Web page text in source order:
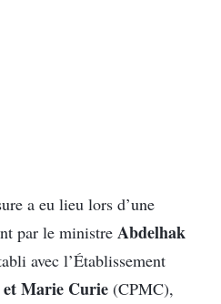
a eu lieu lors d’une
par le ministre Abdelhak
avec l’Établissement
Marie Curie (CPMC),